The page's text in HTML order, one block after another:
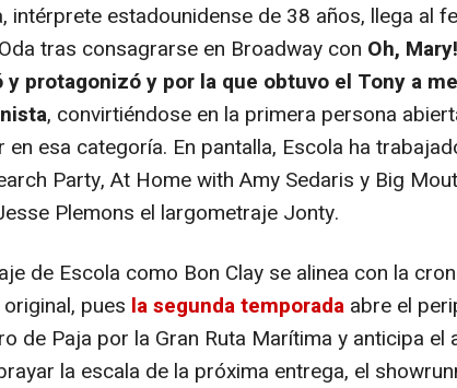
intérprete estadounidense de 38 años, llega al
tras consagrarse en Broadway con Oh,
y protagonizó y por la que obtuvo el Tony a
, convirtiéndose en la primera persona
en esa categoría. En pantalla, Escola ha
Party, At Home with Amy Sedaris y Big
Plemons el largometraje Jonty.
de Escola como Bon Clay se alinea con la
pues la segunda temporada abre el
de Paja por la Gran Ruta Marítima y anticipa el
la escala de la próxima entrega, el